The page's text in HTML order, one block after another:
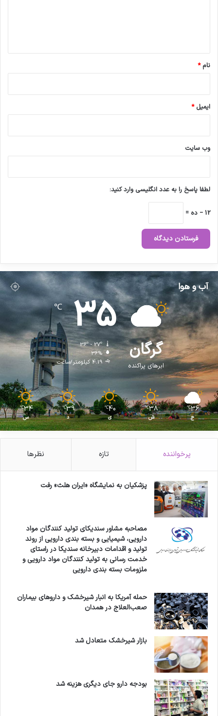
نام*
ایمیل*
وب‌ سایت
لطفا پاسخ را به عدد انگلیسی وارد کنید:
12 − ده =
آب و هوا
گرگان
ابرهای پراکنده
35
℃
36º - 27º
36%
4.19 کیلومتر/ساعت
36
℃
ج
38
℃
ش
40
℃
ی
39
℃
د
34
℃
س
پرخواننده تازه نظرها
پزشکیان به نمایشگاه «ایران هلث» رفت
مصاحبه مشاور سندیکای تولید کنندگان مواد
دارویی، شیمیایی و بسته بندی دارویی از روند
تولید و اقدامات دبیرخانه سندیکا در راستای
خدمت رسانی به تولید کنندگان مواد دارویی و
ملزومات بسته بندی دارویی
حمله آمریکا به انبار شیرخشک و داروهای بیماران
صعب‌العلاج در همدان
بازار شیرخشک متعادل شد
بودجه دارو جای دیگری هزینه شد